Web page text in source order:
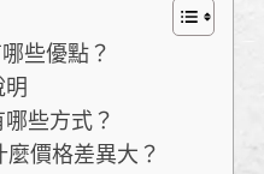
些優點？
些方式？
價格差異大？